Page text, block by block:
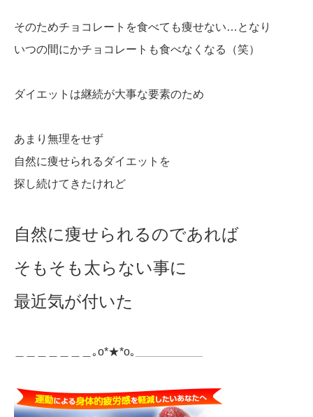
そのためチョコレートを食べても痩せない…となり
いつの間にかチョコレートも食べなくなる（笑）
ダイエットは継続が大事な要素のため
あまり無理をせず
自然に痩せられるダイエットを
探し続けてきたけれど
自然に痩せられるのであれば
そもそも太らない事に
最近気が付いた
＿＿＿＿＿＿＿｡o*★*o｡＿＿＿＿＿＿